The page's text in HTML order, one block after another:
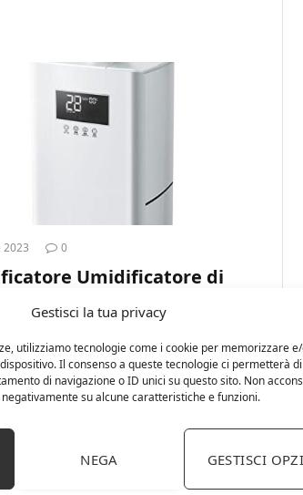
Gestisci la tua privacy
utilizziamo tecnologie come i cookie per memorizzare
Il consenso a queste tecnologie ci permetterà di
di navigazione o ID unici su questo sito. Non
su alcune caratteristiche e funzioni.
NEGA GESTISCI
2023 0
Umidificatore di
superiore a
umidificatore di
commerciale di
capacità, umidità
intelligente e
automatico senza
la tua stanza con i tuoi oli essenziali